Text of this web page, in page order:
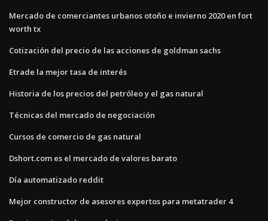
Mercado de comerciantes urbanos otoño e invierno 2020 en fort
worth tx
Cotización del precio de las acciones de goldman sachs
Etrade la mejor tasa de interés
Historia de los precios del petróleo y el gas natural
Técnicas del mercado de negociación
Cursos de comercio de gas natural
Dshort.com es el mercado de valores barato
Día automatizado reddit
Mejor constructor de asesores expertos para metatrader 4